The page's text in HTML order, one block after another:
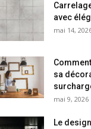
avec
mai 14,
sa
mai 9, 2026
Le